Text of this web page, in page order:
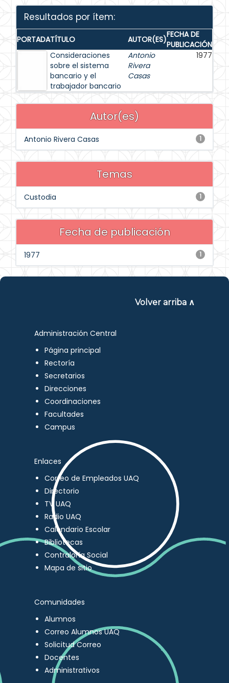
Resultados por ítem:
PORTADATÍTULO AUTOR(ES)FECHA DE
PUBLICACIÓN
Consideraciones
sobre el sistema
bancario y el
trabajador bancario
Antonio
Rivera
Casas
1977
Autor(es)
1
Antonio Rivera Casas
Temas
1
Custodia
Fecha de publicación
1
1977
Volver arriba ∧
Administración Central
Página principal
Rectoría
Secretarios
Direcciones
Coordinaciones
Facultades
Campus
Enlaces
Correo de Empleados UAQ
Directorio
TV UAQ
Radio UAQ
Calendario Escolar
Bibliotecas
Contraloría Social
Mapa de sitio
Comunidades
Alumnos
Correo Alumnos UAQ
Solicitud Correo
Docentes
Administrativos